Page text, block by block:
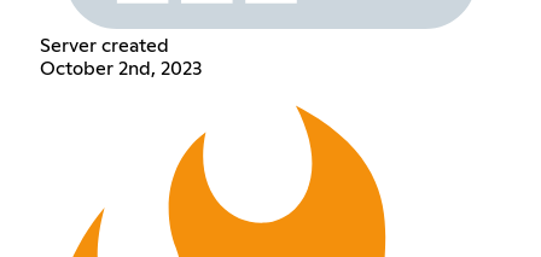
Server created
October 2nd, 2023